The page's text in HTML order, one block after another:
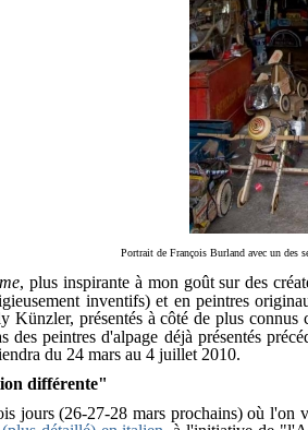
Portrait de François Burland avec un des
, plus inspirante à mon goût sur des
inventifs) et en peintres
présentés à côté de plus connus
peintres d'alpage déjà présentés
du 24 mars au 4 juillet 2010.
différente"
jours (26-27-28 mars prochains) où l'on